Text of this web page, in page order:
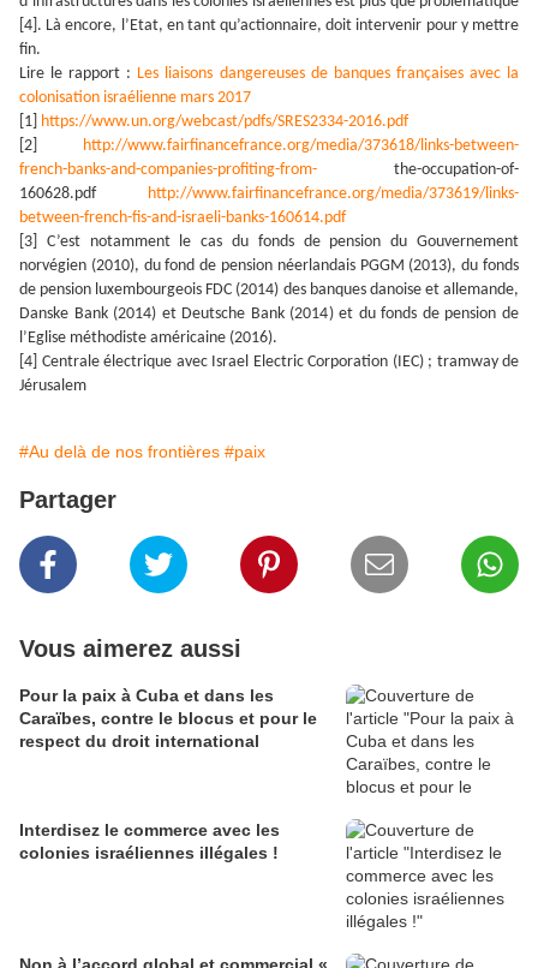
[4]. Là encore, l’Etat, en tant qu’actionnaire, doit intervenir pour y mettre
fin.
Lire le rapport : Les liaisons dangereuses de banques françaises avec la
colonisation israélienne mars 2017
[1] https://www.un.org/webcast/pdfs/SRES2334-2016.pdf
[2] http://www.fairfinancefrance.org/media/373618/links-between-
french-banks-and-companies-profiting-from- the-occupation-of-
160628.pdf http://www.fairfinancefrance.org/media/373619/links-
between-french-fis-and-israeli-banks-160614.pdf
[3] C’est notamment le cas du fonds de pension du Gouvernement
norvégien (2010), du fond de pension néerlandais PGGM (2013), du fonds
de pension luxembourgeois FDC (2014) des banques danoise et allemande,
Danske Bank (2014) et Deutsche Bank (2014) et du fonds de pension de
l’Eglise méthodiste américaine (2016).
[4] Centrale électrique avec Israel Electric Corporation (IEC) ; tramway de
Jérusalem
#Au delà de nos frontières #paix
Partager
Vous aimerez aussi
Pour la paix à Cuba et dans les
Caraïbes, contre le blocus et pour le
respect du droit international
Interdisez le commerce avec les
colonies israéliennes illégales !